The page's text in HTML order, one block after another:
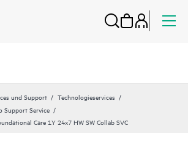
und Support
Technologieservices
Support Service
Care 1Y 24x7 HW SW Collab SVC